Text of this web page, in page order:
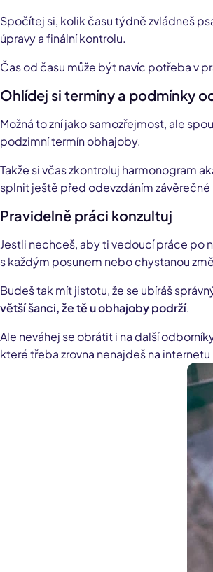
Spočítej si, kolik času týdně zvládneš
úpravy a finální kontrolu.
Čas od času může být navíc potřeba v
Ohlídej si termíny a podmínky
Možná to zní jako samozřejmost, ale
podzimní termín obhajoby.
Takže si včas zkontroluj harmonogram
splnit ještě před odevzdáním
Pravidelně práci konzultuj
Jestli nechceš, aby ti vedoucí práce po
s každým posunem nebo chystanou
Budeš tak mít jistotu, že se ubíráš
větší šanci, že tě u obhajoby podrží.
Ale neváhej se obrátit i na další
které třeba zrovna nenajdeš na